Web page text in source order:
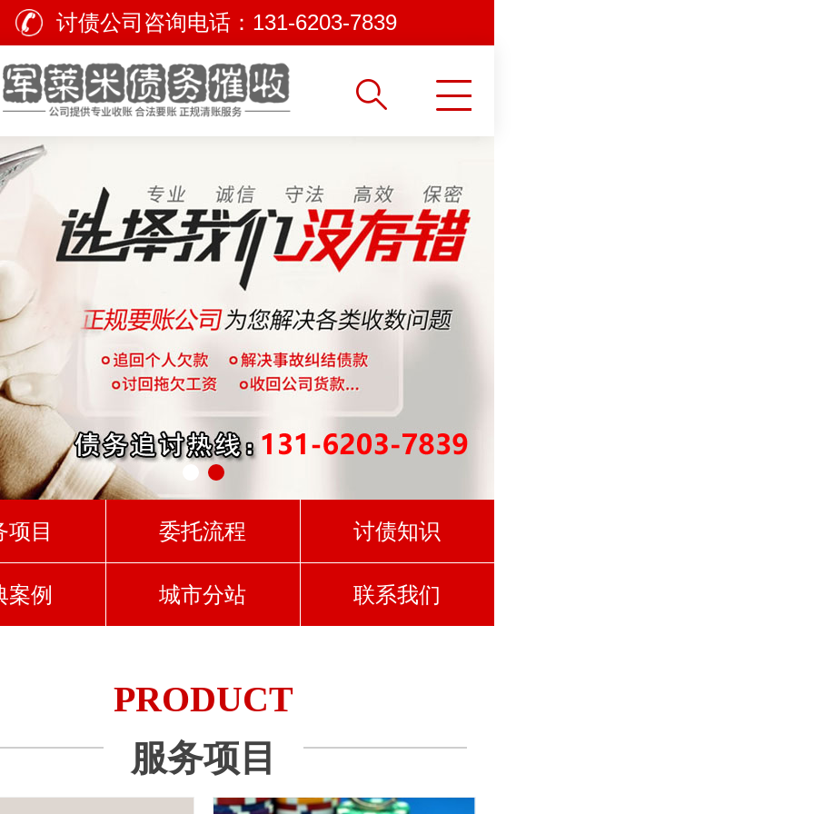
讨债公司咨询电话： 131-6203-7839
项目 委托流程 讨债知识
案例 城市分站 联系我们
PRODUCT
服务项目